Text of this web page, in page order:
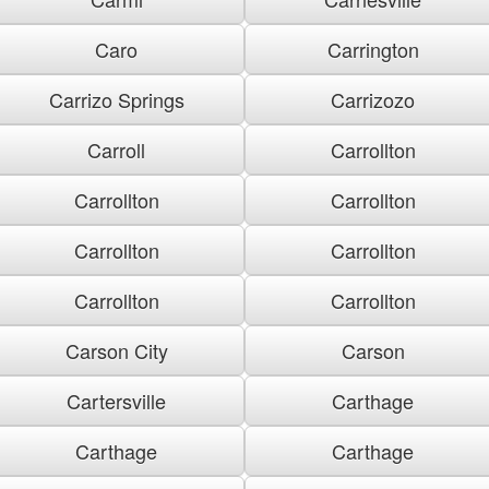
Caro
Carrington
Carrizo Springs
Carrizozo
Carroll
Carrollton
Carrollton
Carrollton
Carrollton
Carrollton
Carrollton
Carrollton
Carson City
Carson
Cartersville
Carthage
Carthage
Carthage